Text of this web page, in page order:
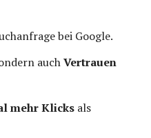
bei Google.
auchVertrauen
mehr Klicks als